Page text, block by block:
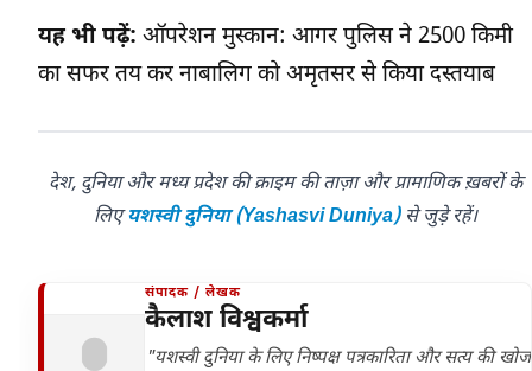
यह भी पढ़ें: ऑपरेशन मुस्कान: आगर पुलिस ने 2500 किमी
का सफर तय कर नाबालिग को अमृतसर से किया दस्तयाब
देश, दुनिया और मध्य प्रदेश की क्राइम की ताज़ा और प्रामाणिक ख़बरों के
लिएयशस्वी दुनिया (Yashasvi Duniya)से जुड़े रहें।
संपादक / लेखक
कैलाश विश्वकर्मा
"यशस्वी दुनिया के लिए निष्पक्ष पत्रकारिता और सत्य की खोज